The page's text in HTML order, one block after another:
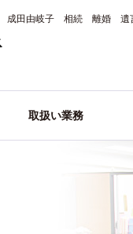
成田由岐子 相続 離婚 遺
取扱い業務